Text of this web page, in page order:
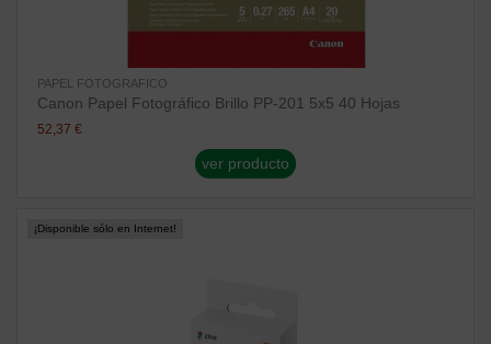
PAPEL FOTOGRAFICO
Canon Papel Fotográfico Brillo PP-201 5x5 40 Hojas
52,37 €
ver producto
¡Disponible sólo en Internet!